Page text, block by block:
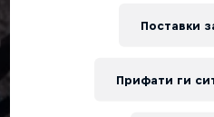
Поставки
Прифати ги